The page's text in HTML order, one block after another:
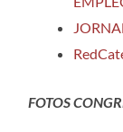
FOTOS